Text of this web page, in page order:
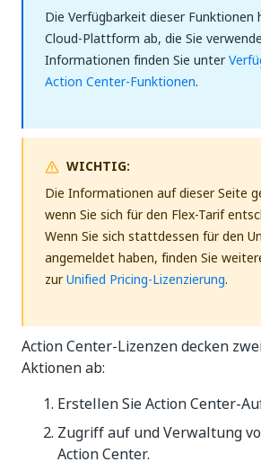
Die Verfügbarkeit dieser Funktionen
Cloud-Plattform ab, die Sie
Informationen finden Sie unter
Action Center-Funktionen.
WICHTIG:
Die Informationen auf dieser Seite
wenn Sie sich für den Flex-Tarif
Wenn Sie sich stattdessen für den
angemeldet haben, finden Sie
zurUnified Pricing-Lizenzierung.
Action Center-Lizenzen decken
Aktionen ab:
Erstellen Sie Action Center-
Zugriff auf und Verwaltung
Action Center.